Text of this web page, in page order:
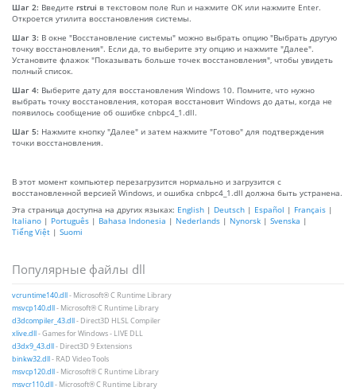
Шаг 2: Введите rstrui в текстовом поле Run и нажмите OK или нажмите Enter.
Откроется утилита восстановления системы.
Шаг 3: В окне "Восстановление системы" можно выбрать опцию "Выбрать другую
точку восстановления". Если да, то выберите эту опцию и нажмите "Далее".
Установите флажок "Показывать больше точек восстановления", чтобы увидеть
полный список.
Шаг 4: Выберите дату для восстановления Windows 10. Помните, что нужно
выбрать точку восстановления, которая восстановит Windows до даты, когда не
появилось сообщение об ошибке cnbpc4_1.dll.
Шаг 5: Нажмите кнопку "Далее" и затем нажмите "Готово" для подтверждения
точки восстановления.
В этот момент компьютер перезагрузится нормально и загрузится с
восстановленной версией Windows, и ошибка cnbpc4_1.dll должна быть устранена.
Эта страница доступна на других языках: English | Deutsch | Español | Français |
Italiano | Português | Bahasa Indonesia | Nederlands | Nynorsk | Svenska |
Tiếng Việt | Suomi
Популярные файлы dll
vcruntime140.dll- Microsoft® C Runtime Library
msvcp140.dll- Microsoft® C Runtime Library
d3dcompiler_43.dll- Direct3D HLSL Compiler
xlive.dll- Games for Windows - LIVE DLL
d3dx9_43.dll- Direct3D 9 Extensions
binkw32.dll- RAD Video Tools
msvcp120.dll- Microsoft® C Runtime Library
msvcr110.dll- Microsoft® C Runtime Library